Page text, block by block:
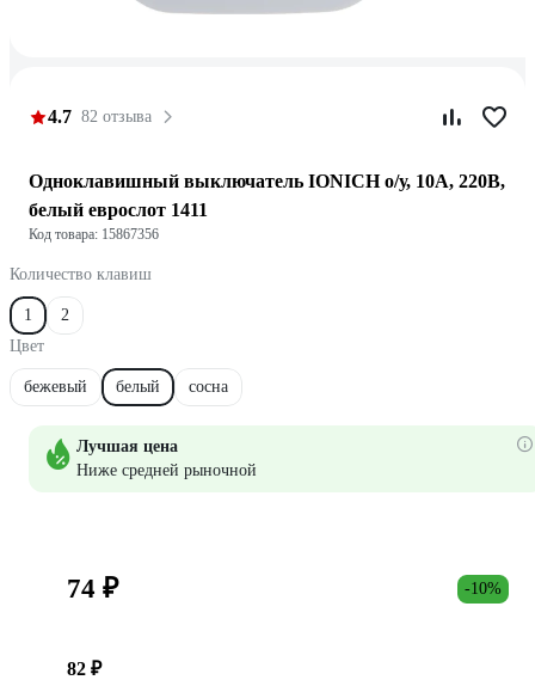
4.7 82 отзыва
Одноклавишный выключатель IONICH о/у, 10А, 220В,
белый еврослот 1411
Код товара: 15867356
Количество клавиш
1
2
Цвет
бежевый белый сосна
Лучшая цена
Ниже средней рыночной
74 ₽ -10%
82 ₽